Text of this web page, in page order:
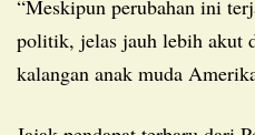
“Meskipun perubahan ini terjadi di seluruh spektrum
politik, jelas jauh lebih akut
kalangan anak muda